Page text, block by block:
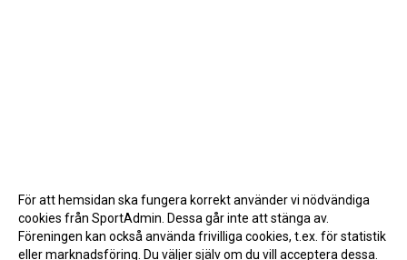
För att hemsidan ska fungera korrekt använder vi nödvändiga
cookies från SportAdmin. Dessa går inte att stänga av.
Föreningen kan också använda frivilliga cookies, t.ex. för statistik
eller marknadsföring. Du väljer själv om du vill acceptera dessa.